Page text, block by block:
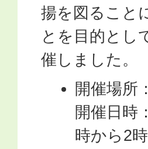
揚を図ること
とを目的とし
催しました。
開催場所
開催日時
時から2